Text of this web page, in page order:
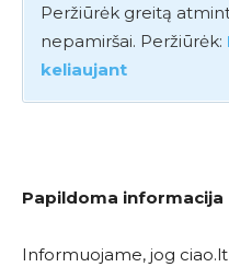
Peržiūrėk greitą
nepamiršai. Peržiūrėk:
keliaujant
Papildoma informacija
Informuojame, jog